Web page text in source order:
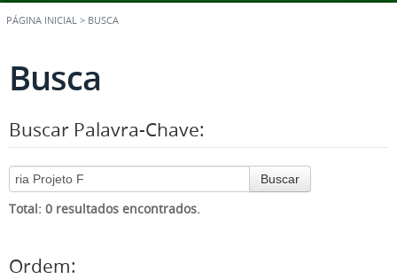
PÁGINA INICIAL > BUSCA
Busca
Buscar Palavra-Chave:
Buscar
Total: 0 resultados encontrados.
Ordem: